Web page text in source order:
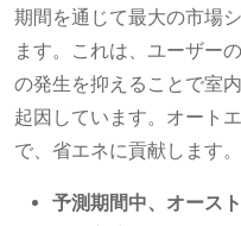
期間を通じて最大の市場
ます。これは、ユーザー
の発生を抑えることで室
起因しています。オート
で、省エネに貢献します。
予測期間中、オース